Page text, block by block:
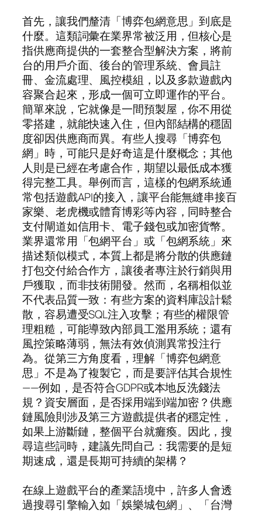
首先，讓我們釐清「博弈包網意思」到底是
什麼。這類詞彙在業界常被泛用，但核心是
指供應商提供的一套整合型解決方案，將前
台的用戶介面、後台的管理系統、會員註
冊、金流處理、風控模組，以及多款遊戲內
容聚合起來，形成一個可立即運作的平台。
簡單來說，它就像是一間預製屋，你不用從
零搭建，就能快速入住，但內部結構的穩固
度卻因供應商而異。有些人搜尋「博弈包
網」時，可能只是好奇這是什麼概念；其他
人則是已經在考慮合作，期望以最低成本獲
得完整工具。舉例而言，這樣的包網系統通
常包括遊戲API的接入，讓平台能無縫串接百
家樂、老虎機或體育博彩等內容，同時整合
支付閘道如信用卡、電子錢包或加密貨幣。
業界還常用「包網平台」或「包網系統」來
描述類似模式，本質上都是將分散的供應鏈
打包交付給合作方，讓後者專注於行銷與用
戶獲取，而非技術開發。然而，名稱相似並
不代表品質一致：有些方案的資料庫設計鬆
散，容易遭受SQL注入攻擊；有些的權限管
理粗糙，可能導致內部員工濫用系統；還有
風控策略薄弱，無法有效偵測異常投注行
為。從第三方角度看，理解「博弈包網意
思」不是為了複製它，而是要評估其合規性
——例如，是否符合GDPR或本地反洗錢法
規？資安層面，是否採用端到端加密？供應
鏈風險則涉及第三方遊戲提供者的穩定性，
如果上游斷鏈，整個平台就癱瘓。因此，搜
尋這些詞時，建議先問自己：我需要的是短
期速成，還是長期可持續的架構？
在線上遊戲平台的產業語境中，許多人會透
過搜尋引擎輸入如「娛樂城包網」、「台灣